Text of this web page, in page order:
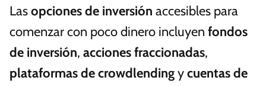
Lasopciones de inversión accesibles para
comenzar con poco dinero incluyen fondos
de inversión, acciones fraccionadas,
plataformas de crowdlendingycuentas de